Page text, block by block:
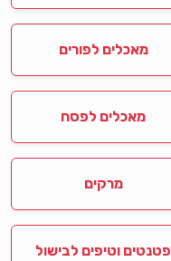
מאכלים לפורים
מאכלים לפסח
מרקים
פטנטים וטיפים לבישול